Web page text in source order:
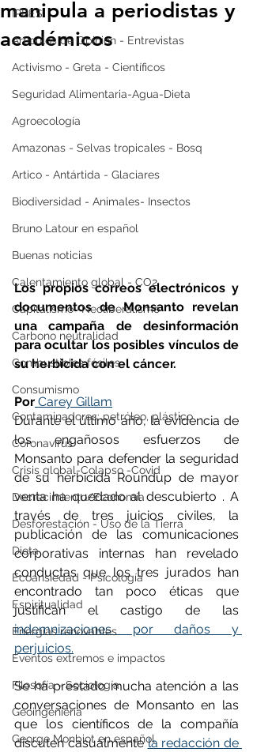
IPBES
Artículos de Opinión - Entrevistas
Activismo - Greta - Científicos
Seguridad Alimentaria-Agua-Dieta
Agroecología
Amazonas - Selvas tropicales - Bosq
Artico - Antártida - Glaciares
Biodiversidad - Animales- Insectos
Bruno Latour en español
Buenas noticias
Calentamiento global - CO2
Capitalismo -Neoliberalismo
Carbono neutralidad
Combustibles fósiles
Consumismo
Contaminadores: petróleo, plástico
Coronavirus
Crisis global-Colapso -Covid
Decrecimiento/Economía
Desforestación - Uso de la Tierra
Dieta
Ecoansiedad - Psicología
Espiritualidad
Energías renovables
Eventos extremos e impactos
Filosofía - Sociología
Geoingeniería
George Monbiot en español
manipula a periodistas y
académicos
Los propios correos electrónicos y
documentos de Monsanto revelan
una campaña de desinformación
para ocultar los posibles vínculos de
su herbicida con el cáncer.
Por Carey Gillam
Durante el último año, la evidencia de
los engañosos esfuerzos de
Monsanto para defender la seguridad
de su herbicida Roundup de mayor
venta ha quedado al descubierto . A
través de tres juicios civiles, la
publicación de las comunicaciones
corporativas internas han revelado
conductas que los tres jurados han
encontrado tan poco éticas que
indemnizaciones por daños y
perjuicios.
Se ha prestado mucha atención a las
conversaciones de Monsanto en las
que los científicos de la compañía
discuten casualmente la redacción de